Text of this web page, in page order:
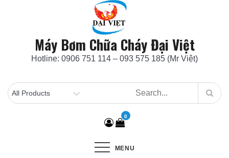
Máy Bơm Chữa Cháy Đại Việt
Hotline: 0906 751 114 – 093 575 185 (Mr Việt)
0
MENU